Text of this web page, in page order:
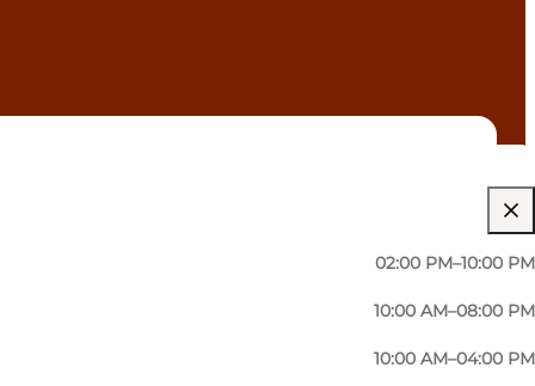
02:00 PM–10:00 PM
10:00 AM–08:00 PM
10:00 AM–04:00 PM